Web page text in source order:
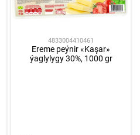
4833004410461
Ereme peýnir «Kaşar»
ýaglylygy 30%, 1000 gr